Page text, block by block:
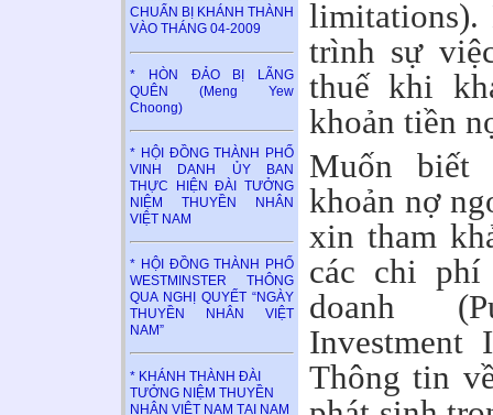
CHUẨN BỊ KHÁNH THÀNH
VÀO THÁNG 04-2009
* HÒN ĐẢO BỊ LÃNG
QUÊN (Meng Yew
Choong)
* HỘI ĐỒNG THÀNH PHỐ
VINH DANH ỦY BAN
THỰC HIỆN ĐÀI TƯỞNG
NIỆM THUYỀN NHÂN
VIỆT NAM
* HỘI ĐỒNG THÀNH PHỐ
WESTMINSTER THÔNG
QUA NGHỊ QUYẾT “NGÀY
THUYỀN NHÂN VIỆT
NAM”
* KHÁNH THÀNH ĐÀI
TƯỞNG NIỆM THUYỀN
NHÂN VIỆT NAM TẠI NAM
trình sự
thuế khi
khoản tiền
Muốn biết
khoản nợ
xin tham
các chi
doanh
Investment
Thông tin